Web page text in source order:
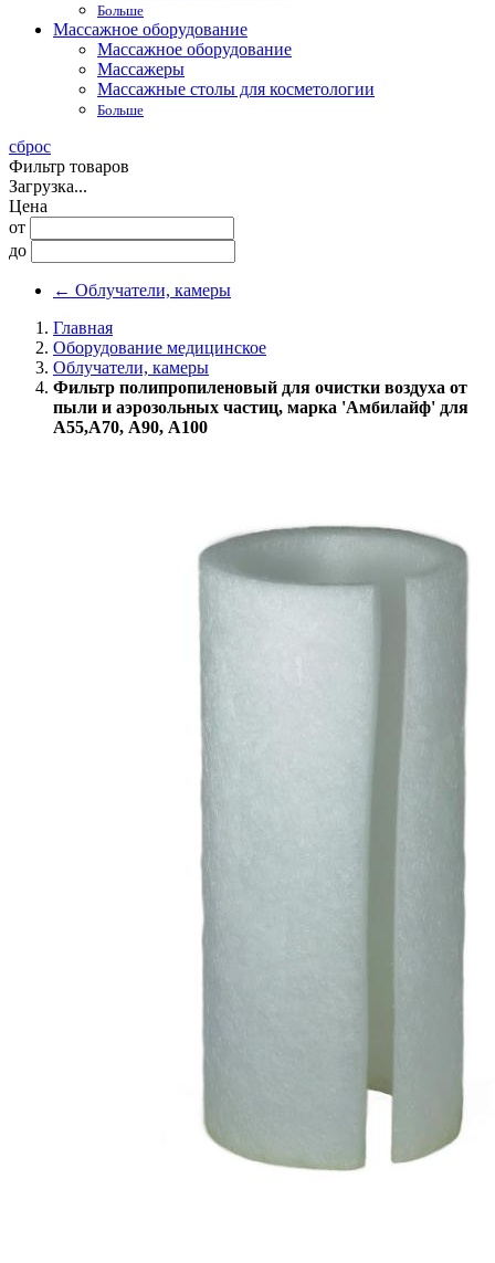
Больше
Массажное оборудование
Массажное оборудование
Массажеры
Массажные столы для косметологии
Больше
сброс
Фильтр товаров
Загрузка...
Цена
от
до
← Облучатели, камеры
Главная
Оборудование медицинское
Облучатели, камеры
Фильтр полипропиленовый для очистки воздуха от
пыли и аэрозольных частиц, марка 'Амбилайф' для
А55,А70, А90, А100